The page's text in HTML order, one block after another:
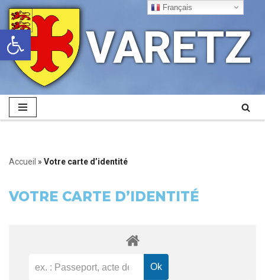
Ouvrir la barre d’outils
Aller
au
contenu
VARETZ
Accueil » Votre carte d’identité
VOTRE CARTE D’IDENTITÉ
Français